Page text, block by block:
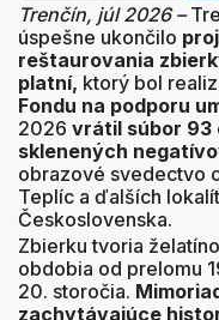
Trenčín, júl 2026 –
úspešne ukončilo
reštaurovania
platní, ktorý bol
Fondu na podporu
2026 vrátil súbor 93
sklenených
obrazové svedectvo
Teplíc a ďalších
Československa.
Zbierku tvoria
obdobia od prelomu
20. storočia.
zachytávajúce